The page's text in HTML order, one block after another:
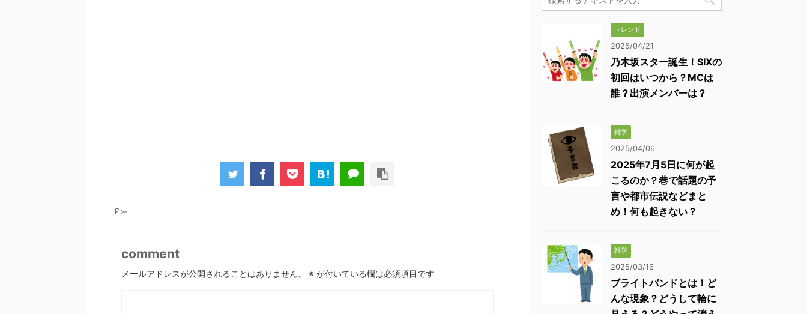
-
comment
メールアドレスが公開されることはありません。 ※ が付いている欄は必須項目です
トレンド
2025/04/21
乃木坂スター誕生！SIXの
初回はいつから？MCは
誰？出演メンバーは？
雑学
2025/04/06
2025年7月5日に何が起
こるのか？巷で話題の予
言や都市伝説などまと
め！何も起きない？
雑学
2025/03/16
ブライトバンドとは！ど
んな現象？どうして輪に